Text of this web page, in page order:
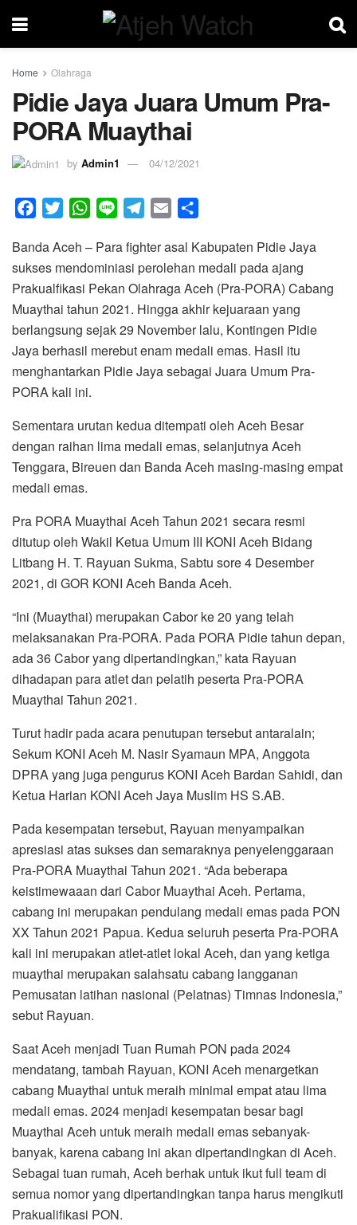
Home Olahraga
Pidie Jaya Juara Umum Pra-
PORA Muaythai
by Admin1 04/12/2021
c
e
b
o
o
k
i
t
t
e
r
W
a
t
s
A
p
p
n
e
l
e
g
r
a
m
a
i
l
a
r
e
Banda Aceh – Para fighter asal Kabupaten Pidie Jaya
sukses mendominiasi perolehan medali pada ajang
Prakualfikasi Pekan Olahraga Aceh (Pra-PORA) Cabang
Muaythai tahun 2021. Hingga akhir kejuaraan yang
berlangsung sejak 29 November lalu, Kontingen Pidie
Jaya berhasil merebut enam medali emas. Hasil itu
menghantarkan Pidie Jaya sebagai Juara Umum Pra-
PORA kali ini.
Sementara urutan kedua ditempati oleh Aceh Besar
dengan raihan lima medali emas, selanjutnya Aceh
Tenggara, Bireuen dan Banda Aceh masing-masing empat
medali emas.
Pra PORA Muaythai Aceh Tahun 2021 secara resmi
ditutup oleh Wakil Ketua Umum III KONI Aceh Bidang
Litbang H. T. Rayuan Sukma, Sabtu sore 4 Desember
2021, di GOR KONI Aceh Banda Aceh.
“Ini (Muaythai) merupakan Cabor ke 20 yang telah
melaksanakan Pra-PORA. Pada PORA Pidie tahun depan,
ada 36 Cabor yang dipertandingkan,” kata Rayuan
dihadapan para atlet dan pelatih peserta Pra-PORA
Muaythai Tahun 2021.
Turut hadir pada acara penutupan tersebut antaralain;
Sekum KONI Aceh M. Nasir Syamaun MPA, Anggota
DPRA yang juga pengurus KONI Aceh Bardan Sahidi, dan
Ketua Harian KONI Aceh Jaya Muslim HS S.AB.
Pada kesempatan tersebut, Rayuan menyampaikan
apresiasi atas sukses dan semaraknya penyelenggaraan
Pra-PORA Muaythai Tahun 2021. “Ada beberapa
keistimewaaan dari Cabor Muaythai Aceh. Pertama,
cabang ini merupakan pendulang medali emas pada PON
XX Tahun 2021 Papua. Kedua seluruh peserta Pra-PORA
kali ini merupakan atlet-atlet lokal Aceh, dan yang ketiga
muaythai merupakan salahsatu cabang langganan
Pemusatan latihan nasional (Pelatnas) Timnas Indonesia,”
sebut Rayuan.
Saat Aceh menjadi Tuan Rumah PON pada 2024
mendatang, tambah Rayuan, KONI Aceh menargetkan
cabang Muaythai untuk meraih minimal empat atau lima
medali emas. 2024 menjadi kesempatan besar bagi
Muaythai Aceh untuk meraih medali emas sebanyak-
banyak, karena cabang ini akan dipertandingkan di Aceh.
Sebagai tuan rumah, Aceh berhak untuk ikut full team di
semua nomor yang dipertandingkan tanpa harus mengikuti
Prakualifikasi PON.